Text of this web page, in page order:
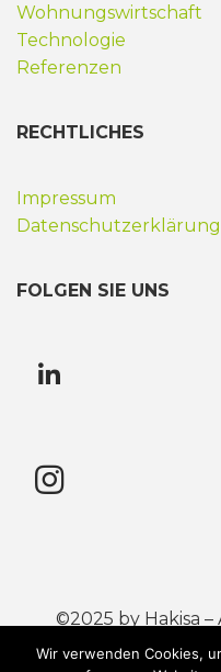
Wohnungswirtschaft
Technologie
Referenzen
RECHTLICHES
Impressum
Datenschutzerklärung
FOLGEN SIE UNS
©2025 by Hakisa
Wir verwenden Cookies,